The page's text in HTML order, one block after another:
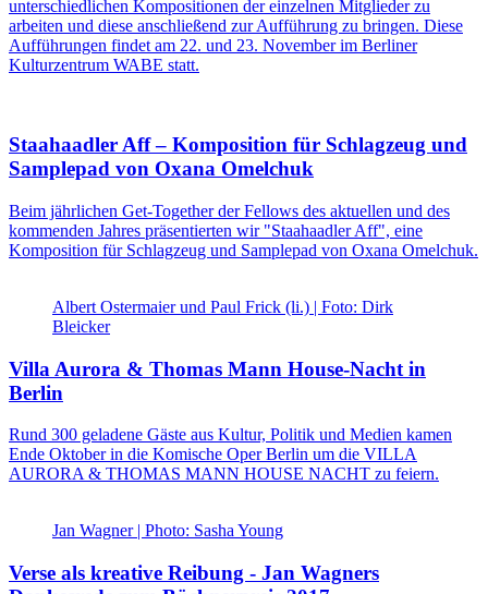
unterschiedlichen Kompositionen der einzelnen Mitglieder zu
arbeiten und diese anschließend zur Aufführung zu bringen. Diese
Aufführungen findet am 22. und 23. November im Berliner
Kulturzentrum WABE statt.
Staahaadler Aff – Komposition für Schlagzeug und
Samplepad von Oxana Omelchuk
Beim jährlichen Get-Together der Fellows des aktuellen und des
kommenden Jahres präsentierten wir "Staahaadler Aff", eine
Komposition für Schlagzeug und Samplepad von Oxana Omelchuk.
Albert Ostermaier und Paul Frick (li.) | Foto: Dirk
Bleicker
Villa Aurora & Thomas Mann House-Nacht in
Berlin
Rund 300 geladene Gäste aus Kultur, Politik und Medien kamen
Ende Oktober in die Komische Oper Berlin um die VILLA
AURORA & THOMAS MANN HOUSE NACHT zu feiern.
Jan Wagner | Photo: Sasha Young
Verse als kreative Reibung - Jan Wagners